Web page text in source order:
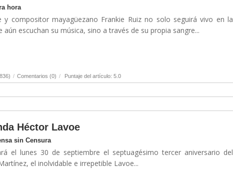
hora
y compositor mayagüezano Frankie Ruiz no solo seguirá vivo en la
escuchan su música, sino a través de su propia sangre...
/ Comentarios (0) / Puntaje del artículo: 5.0
Héctor Lavoe
sin Censura
el lunes 30 de septiembre el septuagésimo tercer aniversario del
el inolvidable e irrepetible Lavoe...